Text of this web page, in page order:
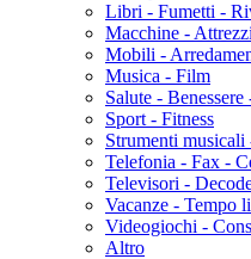
Libri - Fumetti -
Macchine -
Mobili -
Musica - Film
Salute - Benessere
Sport - Fitness
Strumenti musicali
Telefonia - Fax -
Televisori -
Vacanze - Tempo
Videogiochi -
Altro